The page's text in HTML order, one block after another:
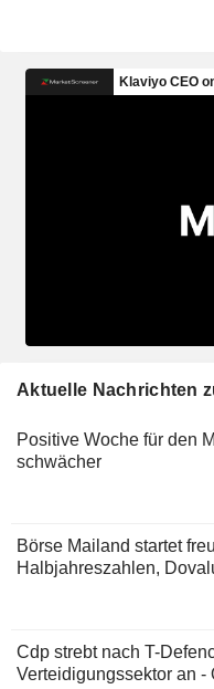
Aktuelle Nachrichten
Positive Woche für den
schwächer
Börse Mailand startet
Halbjahreszahlen,
Cdp strebt nach T-
Verteidigungssektor an -